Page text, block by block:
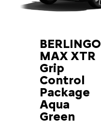
BERLINGO
MAX XTR
Grip
Control
Package
Aqua
Green